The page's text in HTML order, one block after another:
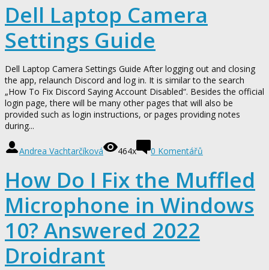
Dell Laptop Camera
Settings Guide
Dell Laptop Camera Settings Guide After logging out and closing
the app, relaunch Discord and log in. It is similar to the search
„How To Fix Discord Saying Account Disabled​“. Besides the official
login page, there will be many other pages that will also be
provided such as login instructions, or pages providing notes
during...
Andrea Vachtarčíková 464x 0 Komentářů
How Do I Fix the Muffled
Microphone in Windows
10? Answered 2022
Droidrant